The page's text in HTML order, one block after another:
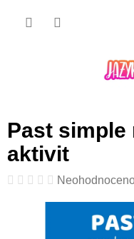
Past
aktivit
Průměrné
produktu